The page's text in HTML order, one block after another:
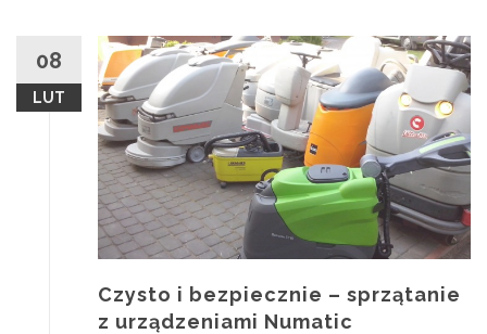
08
LUT
Czysto i bezpiecznie – sprzątanie
z urządzeniami Numatic